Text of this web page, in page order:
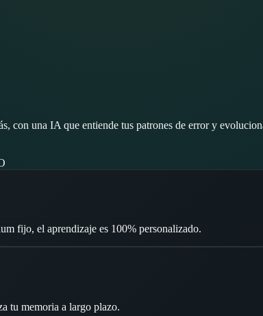
con una IA que entiende tus patrones de error y
fijo, el aprendizaje es 100% personalizado.
tu memoria a largo plazo.